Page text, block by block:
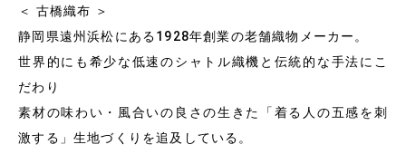
＜ 古橋織布 ＞
静岡県遠州浜松にある1928年創業の老舗織物メーカー。
世界的にも希少な低速のシャトル織機と伝統的な手法にこ
だわり
素材の味わい・風合いの良さの生きた「着る人の五感を刺
激する」生地づくりを追及している。